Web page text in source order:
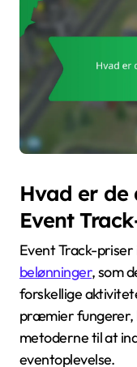
Hvad er de
Event
Event Track-
belønninger, som
forskellige
præmier fungerer,
metoderne til at
eventoplevelse.